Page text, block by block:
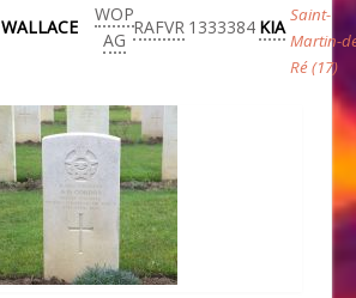
WALLACE
WOP
AG
RAFVR 1333384 KIA
Saint-
Martin-
Ré (17)